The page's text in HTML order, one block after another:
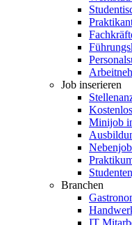
Job inserieren
Minijob
Branchen
IT